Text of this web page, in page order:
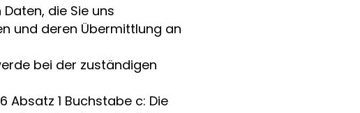
die Sie uns
und deren Übermittlung an
bei der zuständigen
Absatz 1 Buchstabe c: Die